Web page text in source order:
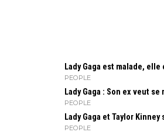
Lady Gaga est malade,
PEOPLE
Lady Gaga : Son ex veut
PEOPLE
Lady Gaga et Taylor
PEOPLE